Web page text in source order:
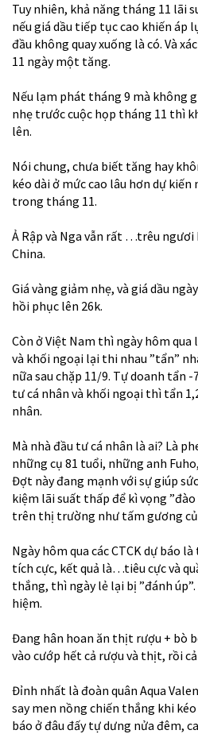
Tuy nhiên, khả năng tháng 11 lãi
nếu giá dầu tiếp tục cao khiến áp
đầu không quay xuống là có. Và
11 ngày một tăng.
Nếu lạm phát tháng 9 mà không
nhẹ trước cuộc họp tháng 11 thì
lên.
Nói chung, chưa biết tăng hay
kéo dài ở mức cao lâu hơn dự
trong tháng 11.
Ả Rập và Nga vẫn rất …trêu ngươi
China.
Giá vàng giảm nhẹ, và giá dầu
hồi phục lên 26k.
Còn ở Việt Nam thì ngày hôm
và khối ngoại lại thi nhau ”tẩn”
nữa sau chặp 11/9. Tự doanh tẩn
tư cá nhân và khối ngoại thì tẩn
nhân.
Mà nhà đầu tư cá nhân là ai? Là
những cụ 81 tuổi, những anh
Đợt này đang mạnh với sự giúp
kiệm lãi suất thấp để kì vọng
trên thị trường như tấm gương
Ngày hôm qua các CTCK dự báo
tích cực, kết quả là…tiêu cực và
thắng, thì ngày lẻ lại bị ”đánh
hiệm.
Đang hân hoan ăn thịt rượu + bò
vào cướp hết cả rượu và thịt, rồi
Đỉnh nhất là đoàn quân Aqua
say men nồng chiến thắng khi
báo ở đâu đấy tự dưng nửa đêm,